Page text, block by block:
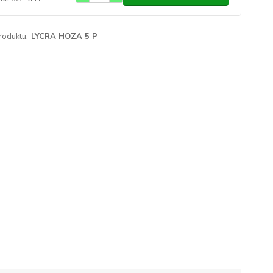
LYCRA HOZA 5 P